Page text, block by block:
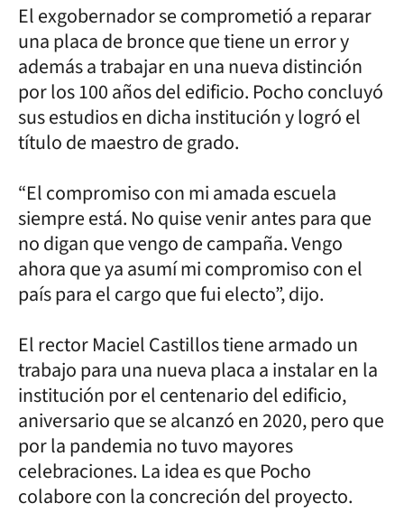
El exgobernador se comprometió a reparar
una placa de bronce que tiene un error y
además a trabajar en una nueva distinción
por los 100 años del edificio. Pocho concluyó
sus estudios en dicha institución y logró el
título de maestro de grado.
“El compromiso con mi amada escuela
siempre está. No quise venir antes para que
no digan que vengo de campaña. Vengo
ahora que ya asumí mi compromiso con el
país para el cargo que fui electo”, dijo.
El rector Maciel Castillos tiene armado un
trabajo para una nueva placa a instalar en la
institución por el centenario del edificio,
aniversario que se alcanzó en 2020, pero que
por la pandemia no tuvo mayores
celebraciones. La idea es que Pocho
colabore con la concreción del proyecto.